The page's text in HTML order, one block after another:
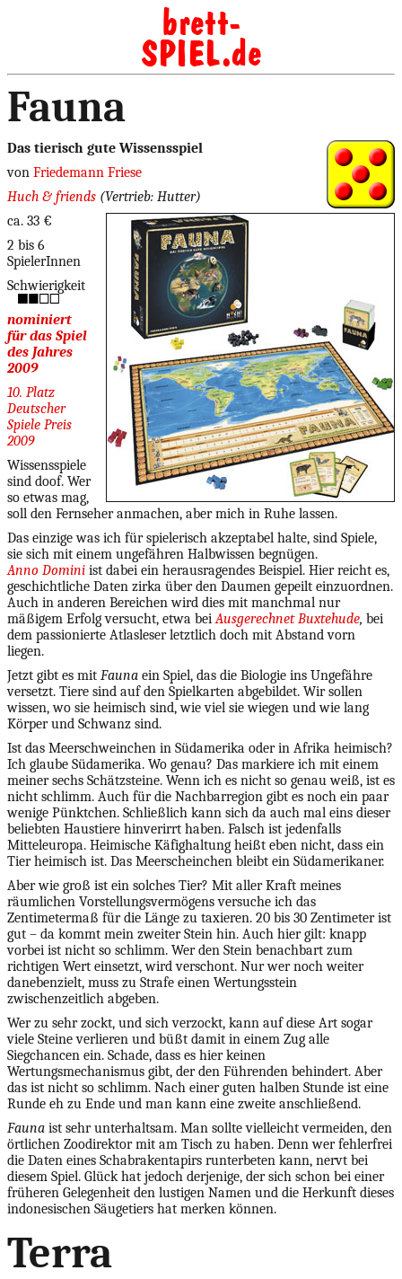
Fauna
Das tierisch gute Wissensspiel
von Friedemann Friese
Huch & friends (Vertrieb: Hutter)
ca. 33 €
2 bis 6
SpielerInnen
Schwierigkeit
nominiert
für das Spiel
des Jahres
2009
10. Platz
Deutscher
Spiele Preis
2009
Wissensspiele
sind doof. Wer
so etwas mag,
soll den Fernseher anmachen, aber mich in Ruhe lassen.
Das einzige was ich für spielerisch akzeptabel halte, sind Spiele,
sie sich mit einem ungefähren Halbwissen begnügen.
Anno Domini ist dabei ein herausragendes Beispiel. Hier reicht es,
geschichtliche Daten zirka über den Daumen gepeilt einzuordnen.
Auch in anderen Bereichen wird dies mit manchmal nur
mäßigem Erfolg versucht, etwa beiAusgerechnet Buxtehude, bei
dem passionierte Atlasleser letztlich doch mit Abstand vorn
liegen.
Jetzt gibt es mit Fauna ein Spiel, das die Biologie ins Ungefähre
versetzt. Tiere sind auf den Spielkarten abgebildet. Wir sollen
wissen, wo sie heimisch sind, wie viel sie wiegen und wie lang
Körper und Schwanz sind.
Ist das Meerschweinchen in Südamerika oder in Afrika heimisch?
Ich glaube Südamerika. Wo genau? Das markiere ich mit einem
meiner sechs Schätzsteine. Wenn ich es nicht so genau weiß, ist es
nicht schlimm. Auch für die Nachbarregion gibt es noch ein paar
wenige Pünktchen. Schließlich kann sich da auch mal eins dieser
beliebten Haustiere hinverirrt haben. Falsch ist jedenfalls
Mitteleuropa. Heimische Käfighaltung heißt eben nicht, dass ein
Tier heimisch ist. Das Meerscheinchen bleibt ein Südamerikaner.
Aber wie groß ist ein solches Tier? Mit aller Kraft meines
räumlichen Vorstellungsvermögens versuche ich das
Zentimetermaß für die Länge zu taxieren. 20 bis 30 Zentimeter ist
gut – da kommt mein zweiter Stein hin. Auch hier gilt: knapp
vorbei ist nicht so schlimm. Wer den Stein benachbart zum
richtigen Wert einsetzt, wird verschont. Nur wer noch weiter
danebenzielt, muss zu Strafe einen Wertungsstein
zwischenzeitlich abgeben.
Wer zu sehr zockt, und sich verzockt, kann auf diese Art sogar
viele Steine verlieren und büßt damit in einem Zug alle
Siegchancen ein. Schade, dass es hier keinen
Wertungsmechanismus gibt, der den Führenden behindert. Aber
das ist nicht so schlimm. Nach einer guten halben Stunde ist eine
Runde eh zu Ende und man kann eine zweite anschließend.
Fauna ist sehr unterhaltsam. Man sollte vielleicht vermeiden, den
örtlichen Zoodirektor mit am Tisch zu haben. Denn wer fehlerfrei
die Daten eines Schabrakentapirs runterbeten kann, nervt bei
diesem Spiel. Glück hat jedoch derjenige, der sich schon bei einer
früheren Gelegenheit den lustigen Namen und die Herkunft dieses
indonesischen Säugetiers hat merken können.
Terra